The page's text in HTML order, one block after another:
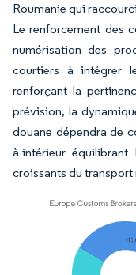
Roumanie qui
Le renforcement des
numérisation des
courtiers à intégrer
renforçant la
prévision, la
douane dépendra de
à-intérieur
croissants du